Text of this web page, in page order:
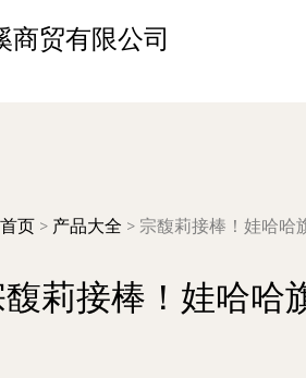
商贸有限公司
首页 > 产品大全 > 宗馥莉接棒！娃哈哈
馥莉接棒！娃哈哈